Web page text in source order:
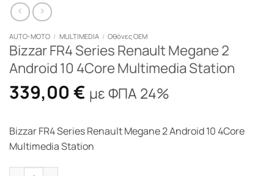
AUTO-MOTO / MULTIMEDIA / Οθόνες OEM
Bizzar FR4 Series Renault Megane 2
Android 10 4Core Multimedia Station
339,00 € με ΦΠΑ 24%
Bizzar FR4 Series Renault Megane 2 Android 10 4Core
Multimedia Station
Bizzar FR4 Series Renault Megane 2 Android 10 4Core